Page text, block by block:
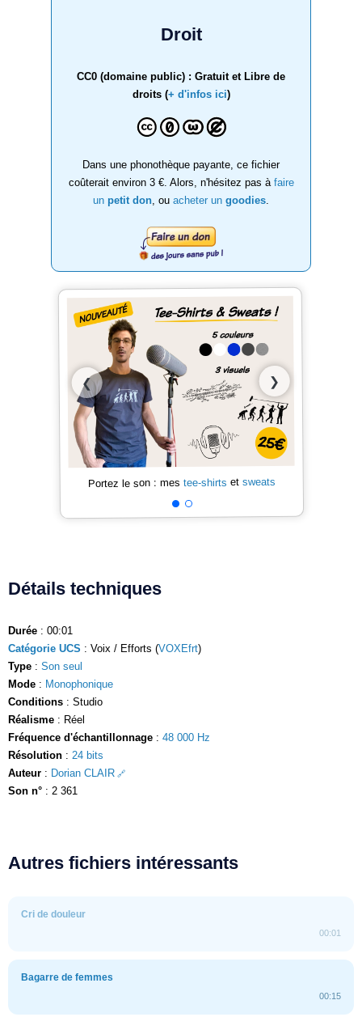
Droit
CC0 (domaine public) : Gratuit et Libre de
droits (+ d'infos ici)
Dans une phonothèque payante, ce fichier
coûterait environ 3 €. Alors, n'hésitez pas à faire
un petit don , ou acheter un goodies
❮ ❯
Portez le son : mes tee-shirts et sweats
Détails techniques
Durée : 00:01
Catégorie UCS : Voix / Efforts (VOXEfrt)
Type : Son seul
Mode : Monophonique
Conditions : Studio
Réalisme : Réel
Fréquence d'échantillonnage : 48 000 Hz
Résolution : 24 bits
Auteur : Dorian CLAIR
Son n° : 2 361
Autres fichiers intéressants
Cri de douleur
00:01
Bagarre de femmes
00:15